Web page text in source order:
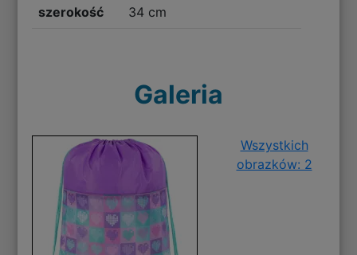
szerokość 34 cm
Galeria
Wszystkich
obrazków: 2